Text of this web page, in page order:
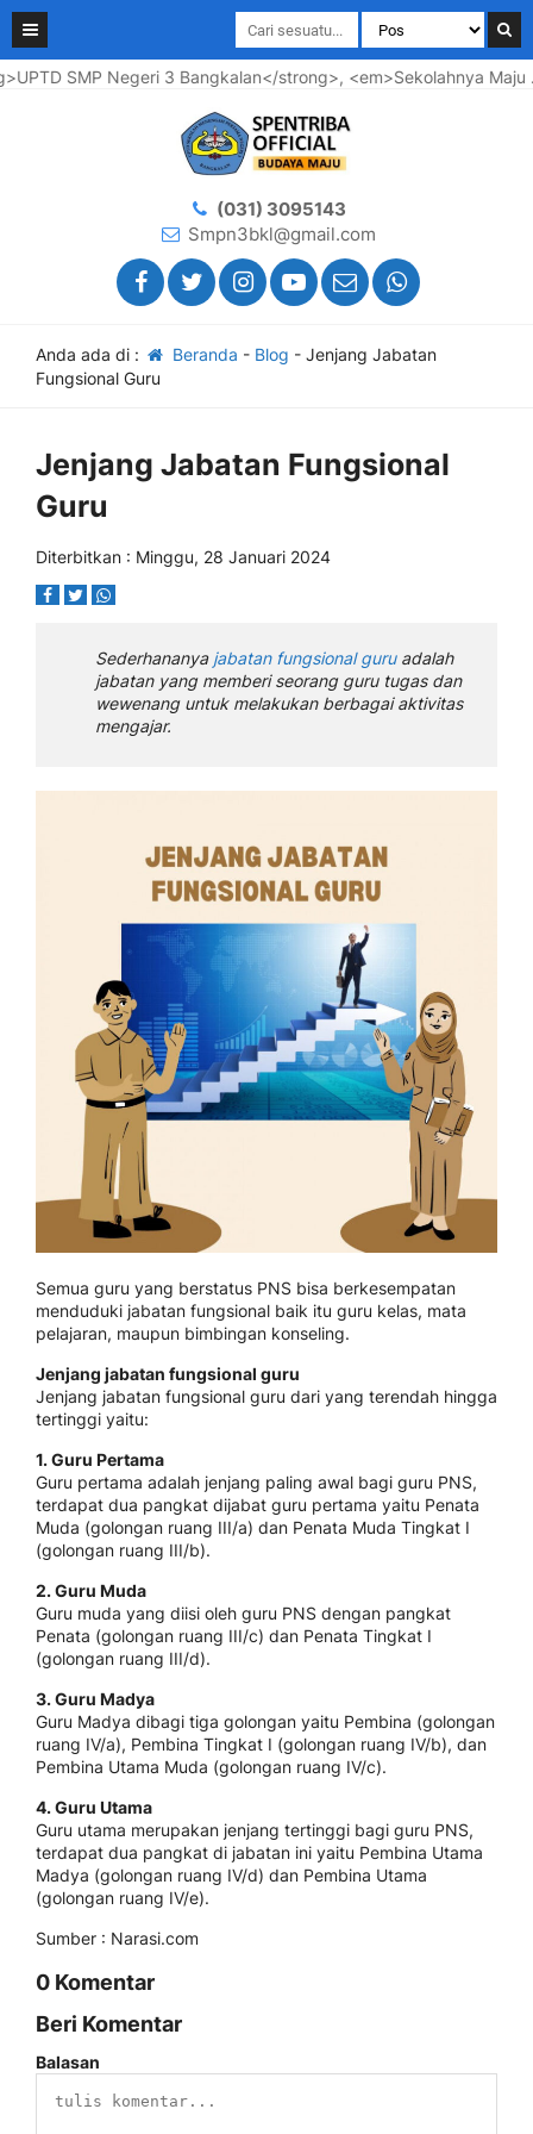
SMP Negeri 3 Bangkalan</strong>, <em>Sekolahnya Maju ....
(031) 3095143
Smpn3bkl@gmail.com
Anda ada di : Beranda - Blog - Jenjang Jabatan
Fungsional Guru
Jenjang Jabatan Fungsional
Guru
Diterbitkan : Minggu, 28 Januari 2024
Sederhananya jabatan fungsional guruadalah
jabatan yang memberi seorang guru tugas dan
wewenang untuk melakukan berbagai aktivitas
mengajar.
Semua guru yang berstatus PNS bisa berkesempatan
menduduki jabatan fungsional baik itu guru kelas, mata
pelajaran, maupun bimbingan konseling.
Jenjang jabatan fungsional guru
Jenjang jabatan fungsional guru dari yang terendah hingga
tertinggi yaitu:
1. Guru Pertama
Guru pertama adalah jenjang paling awal bagi guru PNS,
terdapat dua pangkat dijabat guru pertama yaitu Penata
Muda (golongan ruang III/a) dan Penata Muda Tingkat I
(golongan ruang III/b).
2. Guru Muda
Guru muda yang diisi oleh guru PNS dengan pangkat
Penata (golongan ruang III/c) dan Penata Tingkat I
(golongan ruang III/d).
3. Guru Madya
Guru Madya dibagi tiga golongan yaitu Pembina (golongan
ruang IV/a), Pembina Tingkat I (golongan ruang IV/b), dan
Pembina Utama Muda (golongan ruang IV/c).
4. Guru Utama
Guru utama merupakan jenjang tertinggi bagi guru PNS,
terdapat dua pangkat di jabatan ini yaitu Pembina Utama
Madya (golongan ruang IV/d) dan Pembina Utama
(golongan ruang IV/e).
Sumber : Narasi.com
0 Komentar
Beri Komentar
Balasan